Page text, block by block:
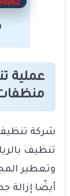
عملية
منظفات
شركة
تنظيف
وتعطير
أيضًا إزالة